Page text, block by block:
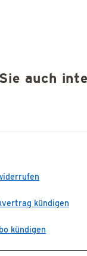
auch
kündigen
kündigen